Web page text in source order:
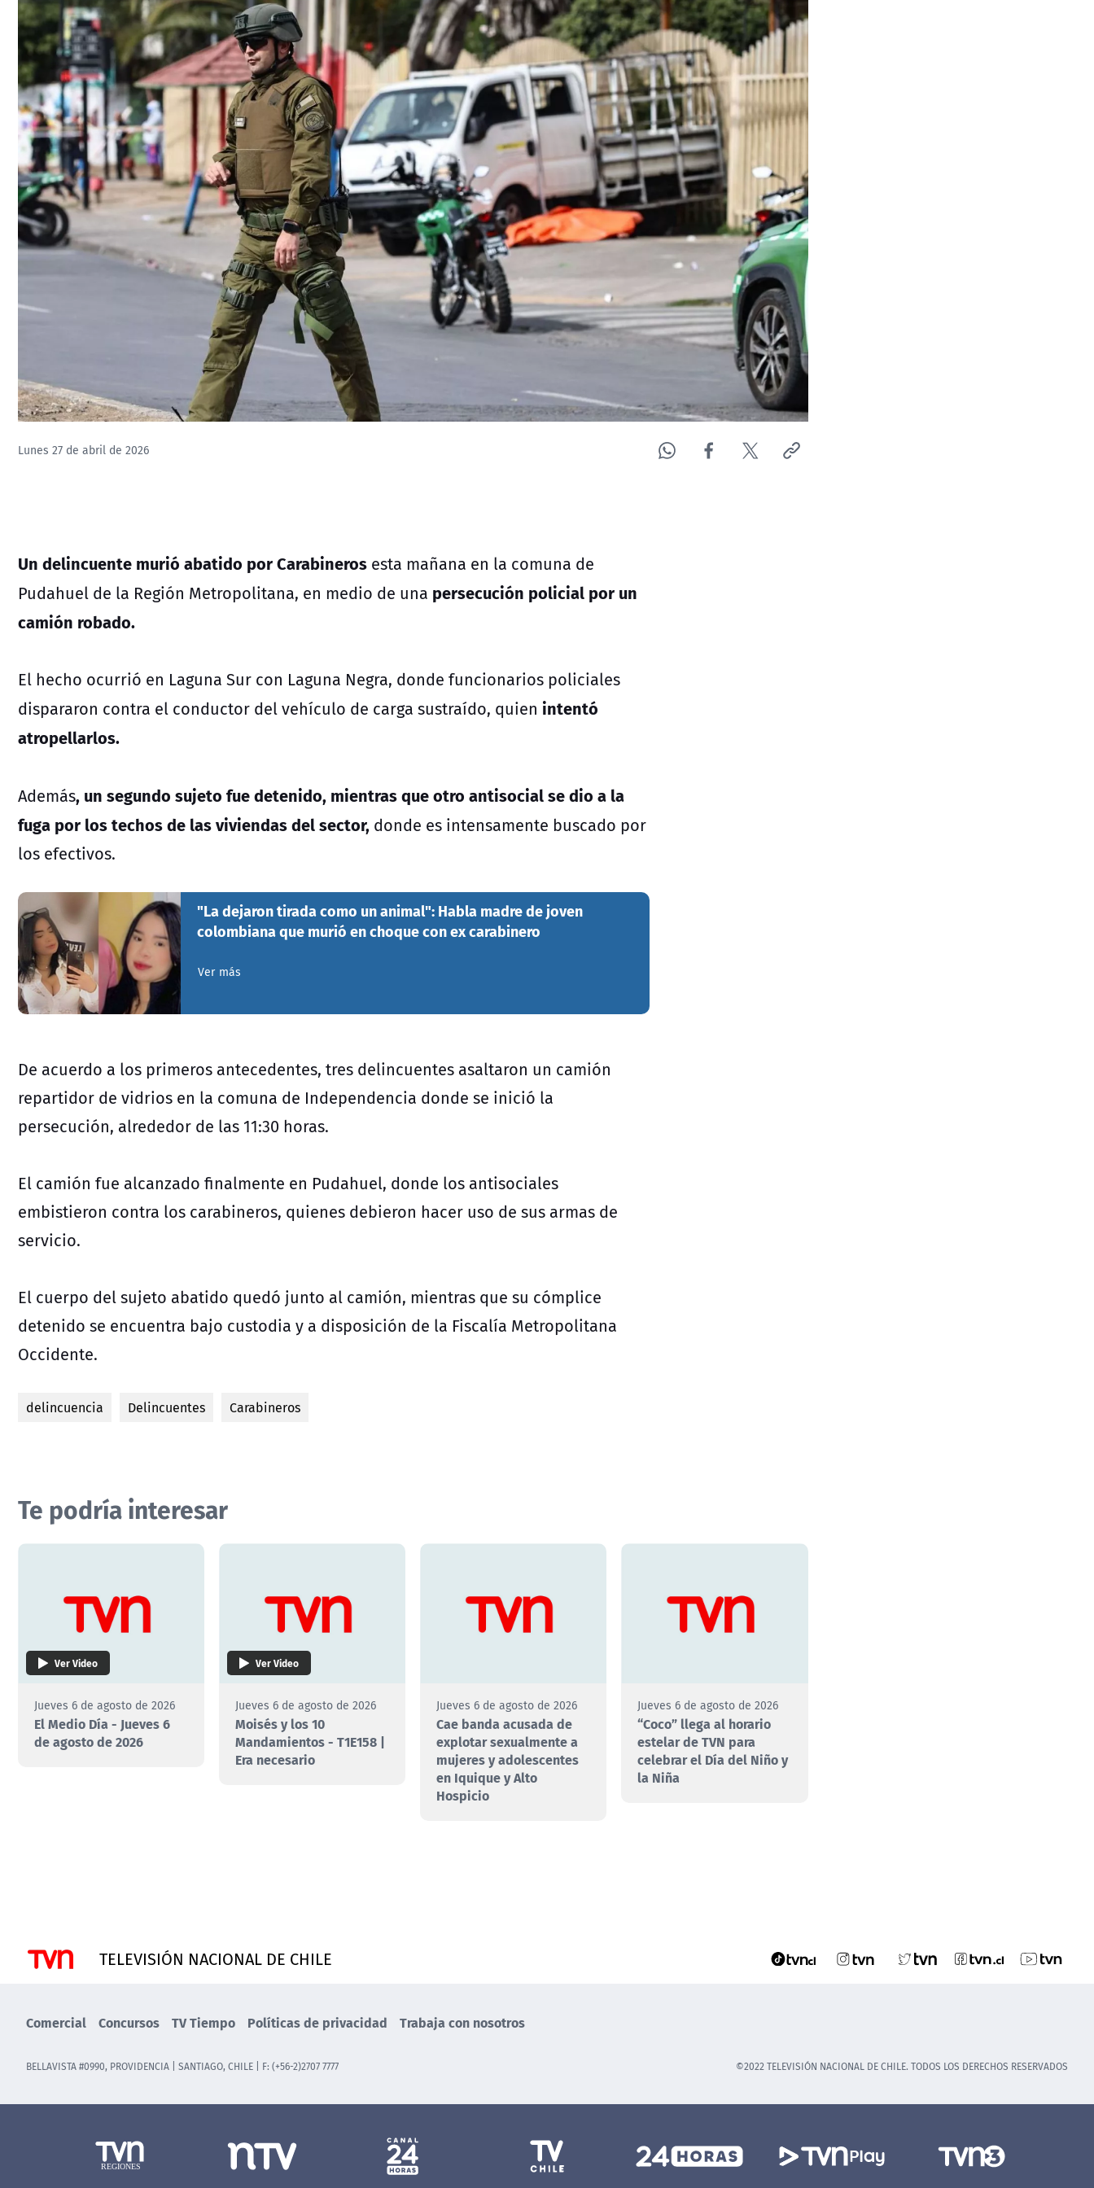
Lunes 27 de abril de 2026
Un delincuente murió abatido por Carabineros esta mañana en la comuna de
Pudahuel de la Región Metropolitana, en medio de una persecución policial por un
camión robado.
El hecho ocurrió en Laguna Sur con Laguna Negra, donde funcionarios policiales
dispararon contra el conductor del vehículo de carga sustraído, quien intentó
atropellarlos.
Además, un segundo sujeto fue detenido, mientras que otro antisocial se dio a la
fuga por los techos de las viviendas del sector, donde es intensamente buscado por
los efectivos.
"La dejaron tirada como un animal": Habla madre de joven
colombiana que murió en choque con ex carabinero
Ver más
De acuerdo a los primeros antecedentes, tres delincuentes asaltaron un camión
repartidor de vidrios en la comuna de Independencia donde se inició la
persecución, alrededor de las 11:30 horas.
El camión fue alcanzado finalmente en Pudahuel, donde los antisociales
embistieron contra los carabineros, quienes debieron hacer uso de sus armas de
servicio.
El cuerpo del sujeto abatido quedó junto al camión, mientras que su cómplice
detenido se encuentra bajo custodia y a disposición de la Fiscalía Metropolitana
Occidente.
delincuencia Delincuentes Carabineros
Te podría interesar
Ver Video
Jueves 6 de agosto de 2026
El Medio Día - Jueves 6
de agosto de 2026
Ver Video
Jueves 6 de agosto de 2026
Moisés y los 10
Mandamientos - T1E158 |
Era necesario
Jueves 6 de agosto de 2026
Cae banda acusada de
explotar sexualmente a
mujeres y adolescentes
en Iquique y Alto
Hospicio
Jueves 6 de agosto de 2026
“Coco” llega al horario
estelar de TVN para
celebrar el Día del Niño y
la Niña
TELEVISIÓN NACIONAL DE CHILE
Comercial Concursos TV Tiempo Políticas de privacidad Trabaja con nosotros
BELLAVISTA #0990, PROVIDENCIA | SANTIAGO, CHILE | F: (+56-2)2707 7777 ©2022 TELEVISIÓN NACIONAL DE CHILE. TODOS LOS DERECHOS RESERVADOS